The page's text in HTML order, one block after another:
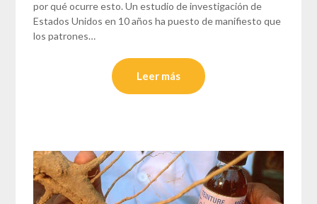
por qué ocurre esto. Un estudio de investigación de
Estados Unidos en 10 años ha puesto de manifiesto que
los patrones…
Leer más